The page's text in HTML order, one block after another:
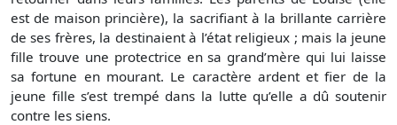
est de maison princière), la sacrifiant à la brillante carrière
de ses frères, la destinaient à l’état religieux ; mais la jeune
fille trouve une protectrice en sa grand’mère qui lui laisse
sa fortune en mourant. Le caractère ardent et fier de la
jeune fille s’est trempé dans la lutte qu’elle a dû soutenir
contre les siens.